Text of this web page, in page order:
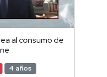
al consumo de
4 años